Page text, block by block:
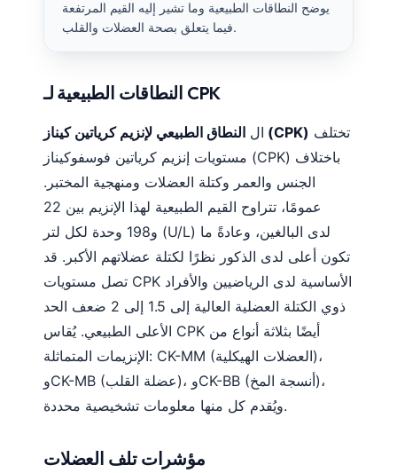
يوضح النطاقات الطبيعية وما تشير إليه القيم المرتفعة
فيما يتعلق بصحة العضلات والقلب.
النطاقات الطبيعية لـ CPK
ال النطاق الطبيعي لإنزيم كرياتين كيناز (CPK)
مستويات إنزيم كرياتين فوسفوكيناز (CPK) باختلاف
الجنس والعمر وكتلة العضلات ومنهجية المختبر.
عمومًا، تتراوح القيم الطبيعية لهذا الإنزيم بين 22
و198 وحدة لكل لتر (U/L) لدى البالغين، وعادةً ما
تكون أعلى لدى الذكور نظرًا لكتلة عضلاتهم الأكبر. قد
تصل مستويات CPK الأساسية لدى الرياضيين والأفراد
ذوي الكتلة العضلية العالية إلى 1.5 إلى 2 ضعف الحد
الأعلى الطبيعي. يُقاس CPK أيضًا بثلاثة أنواع من
الإنزيمات المتماثلة: CK-MM (العضلات الهيكلية)،
وCK-MB (عضلة القلب)، وCK-BB (أنسجة المخ)،
ويُقدم كل منها معلومات تشخيصية محددة.
مؤشرات تلف العضلات